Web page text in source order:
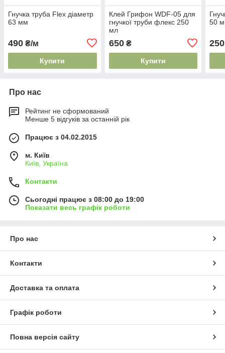
Гнучка труба Flex діаметр
63 мм
490 ₴/м
Купити
Клей Грифон WDF-05 для
гнучкої труби флекс 250
мл
650₴
Купити
50
250
Про нас
Рейтинг не сформований
Менше 5 відгуків за останній рік
Працює з 04.02.2015
м. Київ
Київ, Україна
Контакти
Сьогодні працює з 08:00 до 19:00
Показати весь графік роботи
Про нас
Контакти
Доставка та оплата
Графік роботи
Повна версія сайту